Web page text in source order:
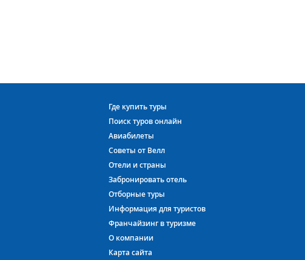
Где купить туры
Поиск туров онлайн
Авиабилеты
Советы от Велл
Отели и страны
Забронировать отель
Отборные туры
Информация для туристов
Франчайзинг в туризме
О компании
Карта сайта